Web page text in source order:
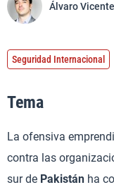
Álvaro Vicente
Seguridad Internacional
Tema
La ofensiva
contra las
sur de Pakistán ha